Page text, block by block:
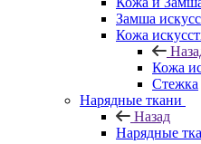
Замша
Кожа
Кожа
Стежка
Нарядные ткани
Назад
Нарядные